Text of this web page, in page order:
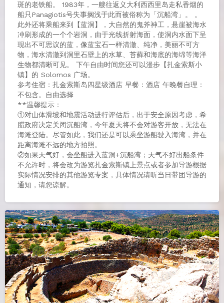
斑的老铁船。 1983年，一艘往返义大利西西里岛走私香烟的
船只Panagiotis号失事搁浅于此而被俗称为「沉船湾」。 。
此外还将乘船来到【蓝洞】，大自然的鬼斧神工，悬崖被海水
冲刷形成的一个个岩洞，由于光线折射海面，使洞内水面下呈
现出不可思议的蓝，像蓝宝石一样清澈、纯净，美丽不可方
物，海水清澈到洞里石壁上的水草、苔藓和海底的海绵等海洋
生物都清晰可见。 下午自由时间您还可以漫步【扎金索斯小
镇】的 Solomos 广场。
参考住宿：扎金索斯岛四星级酒店 早餐：酒店 午晚餐自理：
不包含。自由选择
**温馨提示：
①对山体滑坡和地震活动进行评估后，出于安全原因考虑，希
腊政府决定关闭沉船湾，今年夏天将不会对游客开放，无法在
海滩登陆。尽管如此，我们还是可以乘坐游船驶入海湾，并在
距离海滩不远的地方拍照。
②如果天气好，会坐船进入蓝洞+沉船湾；天气不好出船条件
不允许时，将会改为游览扎金索斯镇上景点或者参加导游根据
实际情况安排的其他游览专案，具体情况请听当日带团导游的
通知，请您谅解。